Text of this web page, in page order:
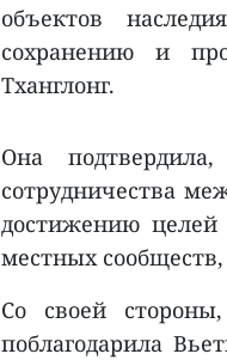
объектов
сохранению и
Тханглонг.
Она
сотрудничества
достижению
местных
Со своей
поблагодарила